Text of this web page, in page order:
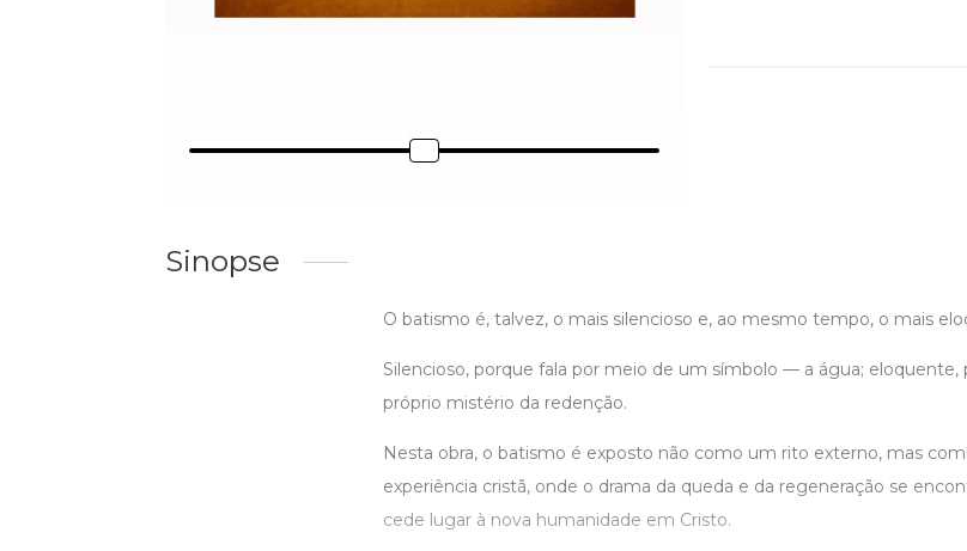
Sinopse
O batismo é, talvez, o mais silencioso e, ao mesmo tempo, o mais
Silencioso, porque fala por meio de um símbolo — a água; eloquente,
próprio mistério da redenção.
Nesta obra, o batismo é exposto não como um rito externo, mas
experiência cristã, onde o drama da queda e da regeneração se
cede lugar à nova humanidade em Cristo.